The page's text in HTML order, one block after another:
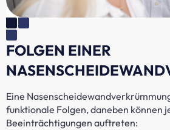
FOLGEN EINER
Eine
funktionale Folgen, daneben können
Beeinträchtigungen auftreten: